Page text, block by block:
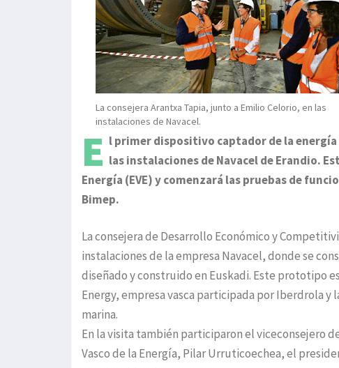
La consejera Arantxa Tapia, junto a Emilio Celorio, en las
instalaciones de Navacel.
E l primer dispositivo captador de la
las instalaciones de Navacel de Erandio.
Energía (EVE) y comenzará las pruebas de
Bimep.
La consejera de Desarrollo Económico y
instalaciones de la empresa Navacel, donde se
diseñado y construido en Euskadi. Este prototipo
Energy, empresa vasca participada por Iberdrola
marina.
En la visita también participaron el viceconsejero
Vasco de la Energía, Pilar Urruticoechea, el